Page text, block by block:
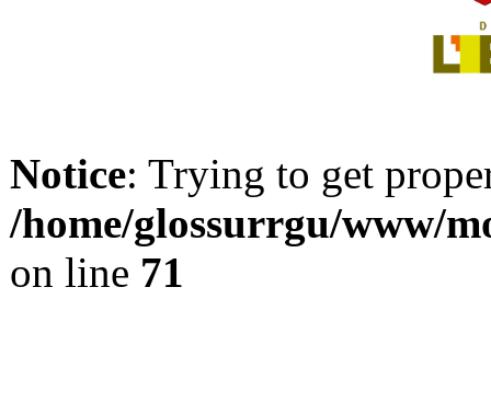
Notice: Trying to get
/home/glossurrgu/www/
on line 71